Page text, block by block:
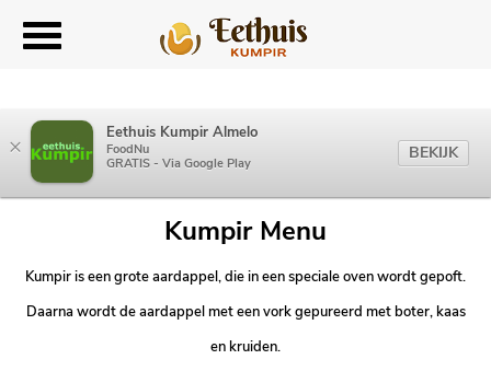
Kumpir Menu
Kumpir is een grote aardappel, die in een speciale oven wordt gepoft.
Daarna wordt de aardappel met een vork gepureerd met boter, kaas
en kruiden.
× Eethuis Kumpir Almelo
FoodNu
GRATIS - Via Google Play
BEKIJK